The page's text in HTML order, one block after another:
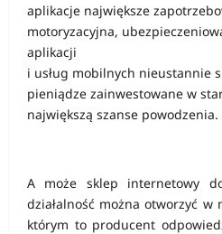
aplikacje największe
motoryzacyjna,
aplikacji
i usług mobilnych nieustannie
pieniądze zainwestowane w
największą szanse powodzenia.
A może sklep internetowy
działalność można otworzyć
którym to producent